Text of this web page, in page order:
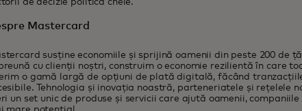
de decizie politică cheie.
Mastercard
susține economiile și sprijină oamenii din peste 200 de
cu clienții noștri, construim o economie rezilientă în care
o gamă largă de opțiuni de plată digitală, făcând
Tehnologia și inovația noastră, parteneriatele și rețelele
un set unic de produse și servicii care ajută oamenii, companiile